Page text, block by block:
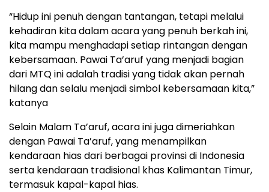
“Hidup ini penuh dengan tantangan, tetapi melalui
kehadiran kita dalam acara yang penuh berkah ini,
kita mampu menghadapi setiap rintangan dengan
kebersamaan. Pawai Ta’aruf yang menjadi bagian
dari MTQ ini adalah tradisi yang tidak akan pernah
hilang dan selalu menjadi simbol kebersamaan kita,”
katanya
Selain Malam Ta’aruf, acara ini juga dimeriahkan
dengan Pawai Ta’aruf, yang menampilkan
kendaraan hias dari berbagai provinsi di Indonesia
serta kendaraan tradisional khas Kalimantan Timur,
termasuk kapal-kapal hias.